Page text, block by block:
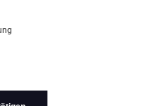
210D Polyester mit
Kühltasche,